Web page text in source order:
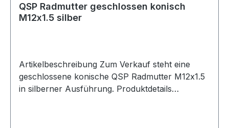
QSP Radmutter geschlossen konisch
M12x1.5 silber
Artikelbeschreibung Zum Verkauf steht eine
geschlossene konische QSP Radmutter M12x1.5
in silberner Ausführung. Produktdetails